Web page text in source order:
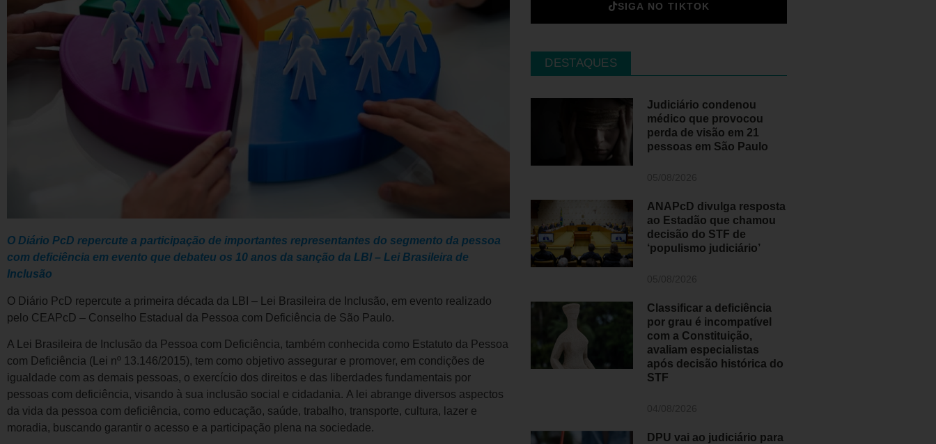
O Diário PcD repercute a participação de importantes representantes do segmento da pessoa
com deficiência em evento que debateu os 10 anos da sanção da LBI – Lei Brasileira de
Inclusão
O Diário PcD repercute a primeira década da LBI – Lei Brasileira de Inclusão, em evento realizado
pelo CEAPcD – Conselho Estadual da Pessoa com Deficiência de São Paulo.
A Lei Brasileira de Inclusão da Pessoa com Deficiência, também conhecida como Estatuto da Pessoa
com Deficiência (Lei nº 13.146/2015), tem como objetivo assegurar e promover, em condições de
igualdade com as demais pessoas, o exercício dos direitos e das liberdades fundamentais por
pessoas com deficiência, visando à sua inclusão social e cidadania. A lei abrange diversos aspectos
da vida da pessoa com deficiência, como educação, saúde, trabalho, transporte, cultura, lazer e
moradia, buscando garantir o acesso e a participação plena na sociedade.
SIGA NO TIKTOK
DESTAQUES
Judiciário condenou
médico que provocou
perda de visão em 21
pessoas em São Paulo
ANAPcD divulga resposta
ao Estadão que chamou
decisão do STF de
‘populismo judiciário’
Classificar a deficiência
por grau é incompatível
com a Constituição,
avaliam especialistas
após decisão histórica do
STF
DPU vai ao judiciário para